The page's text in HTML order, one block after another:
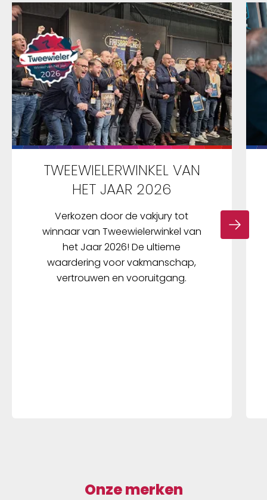
TWEEWIELERWINKEL VAN
HET JAAR 2026
Verkozen door de vakjury tot
winnaar van Tweewielerwinkel van
het Jaar 2026! De ultieme
waardering voor vakmanschap,
vertrouwen en vooruitgang.
Onze merken